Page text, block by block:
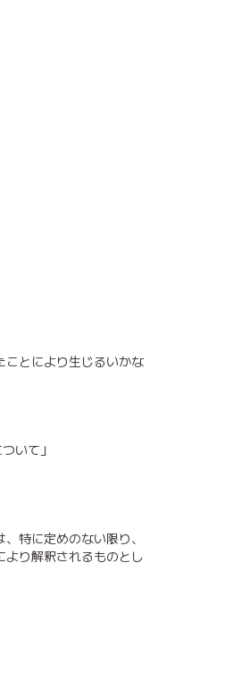
ことにより生じるいかな
いて」
特に定めのない限り、
り解釈されるものとし